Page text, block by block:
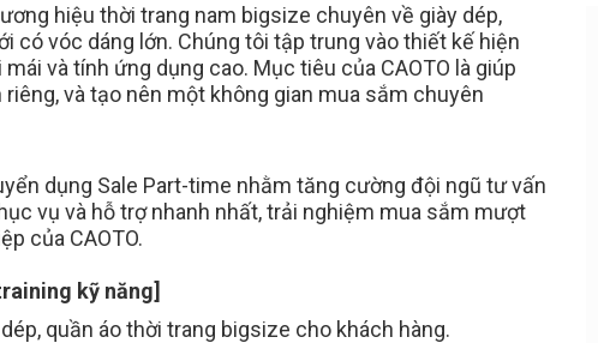
hiệu thời trang nam bigsize chuyên về giày dép,
có vóc dáng lớn. Chúng tôi tập trung vào thiết kế hiện
và tính ứng dụng cao. Mục tiêu của CAOTO là giúp
và tạo nên một không gian mua sắm chuyên
dụng Sale Part-time nhằm tăng cường đội ngũ tư vấn
vụ và hỗ trợ nhanh nhất, trải nghiệm mua sắm mượt
của CAOTO.
kỹ năng]
quần áo thời trang bigsize cho khách hàng.
Việc
tạo CV online, nhà
Bạn Ơi Chú Ý
nào thu tiền 100% là lừa đảo. RAOVIEC
khuyến cáo các bạn khi ứng tuyển
tuyệt đối KHÔNG NỘP BẤT KỲ KHOẢN